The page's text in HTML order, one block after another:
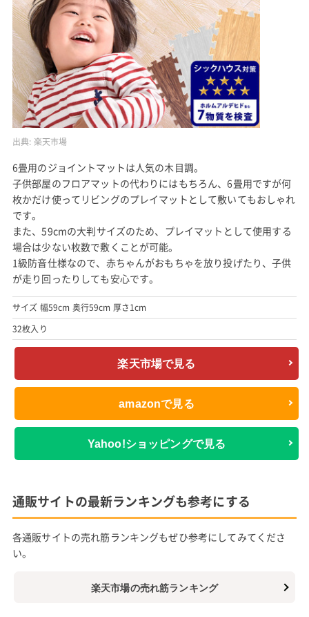
出典: 楽天市場
6畳用のジョイントマットは人気の木目調。
子供部屋のフロアマットの代わりにはもちろん、6畳用ですが何
枚かだけ使ってリビングのプレイマットとして敷いてもおしゃれ
です。
また、59cmの大判サイズのため、プレイマットとして使用する
場合は少ない枚数で敷くことが可能。
1級防音仕様なので、赤ちゃんがおもちゃを放り投げたり、子供
が走り回ったりしても安心です。
サイズ 幅59cm 奥行59cm 厚さ1cm
32枚入り
楽天市場で見る
amazonで見る
Yahoo!ショッピングで見る
通販サイトの最新ランキングも参考にする
各通販サイトの売れ筋ランキングもぜひ参考にしてみてくださ
い。
楽天市場の売れ筋ランキング